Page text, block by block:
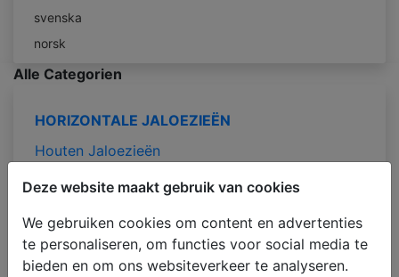
Deze website maakt gebruik van cookies
We gebruiken cookies om content en advertenties
te personaliseren, om functies voor social media te
bieden en om ons websiteverkeer te analyseren.
svenska
norsk
Alle Categorien
HORIZONTALE JALOEZIEËN
Houten Jaloezieën
Bamboe Jaloezieën
PVC Jaloezieën Faux-Wood
Houtimitatie Jaloezieën